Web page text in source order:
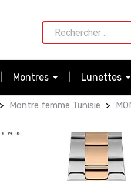
Montres Lunettes
Montre femme Tunisie